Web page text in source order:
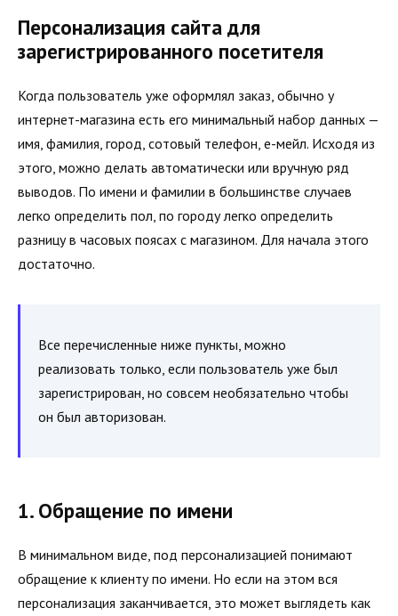
Персонализация сайта для
зарегистрированного посетителя
Когда пользователь уже оформлял заказ, обычно у
интернет-магазина есть его минимальный набор данных —
имя, фамилия, город, сотовый телефон, е-мейл. Исходя из
этого, можно делать автоматически или вручную ряд
выводов. По имени и фамилии в большинстве случаев
легко определить пол, по городу легко определить
разницу в часовых поясах с магазином. Для начала этого
достаточно.
Все перечисленные ниже пункты, можно
реализовать только, если пользователь уже был
зарегистрирован, но совсем необязательно чтобы
он был авторизован.
1. Обращение по имени
В минимальном виде, под персонализацией понимают
обращение к клиенту по имени. Но если на этом вся
персонализация заканчивается, это может выглядеть как